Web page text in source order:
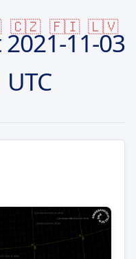
🇨🇿 🇫🇮 🇱🇻
2021-11-03